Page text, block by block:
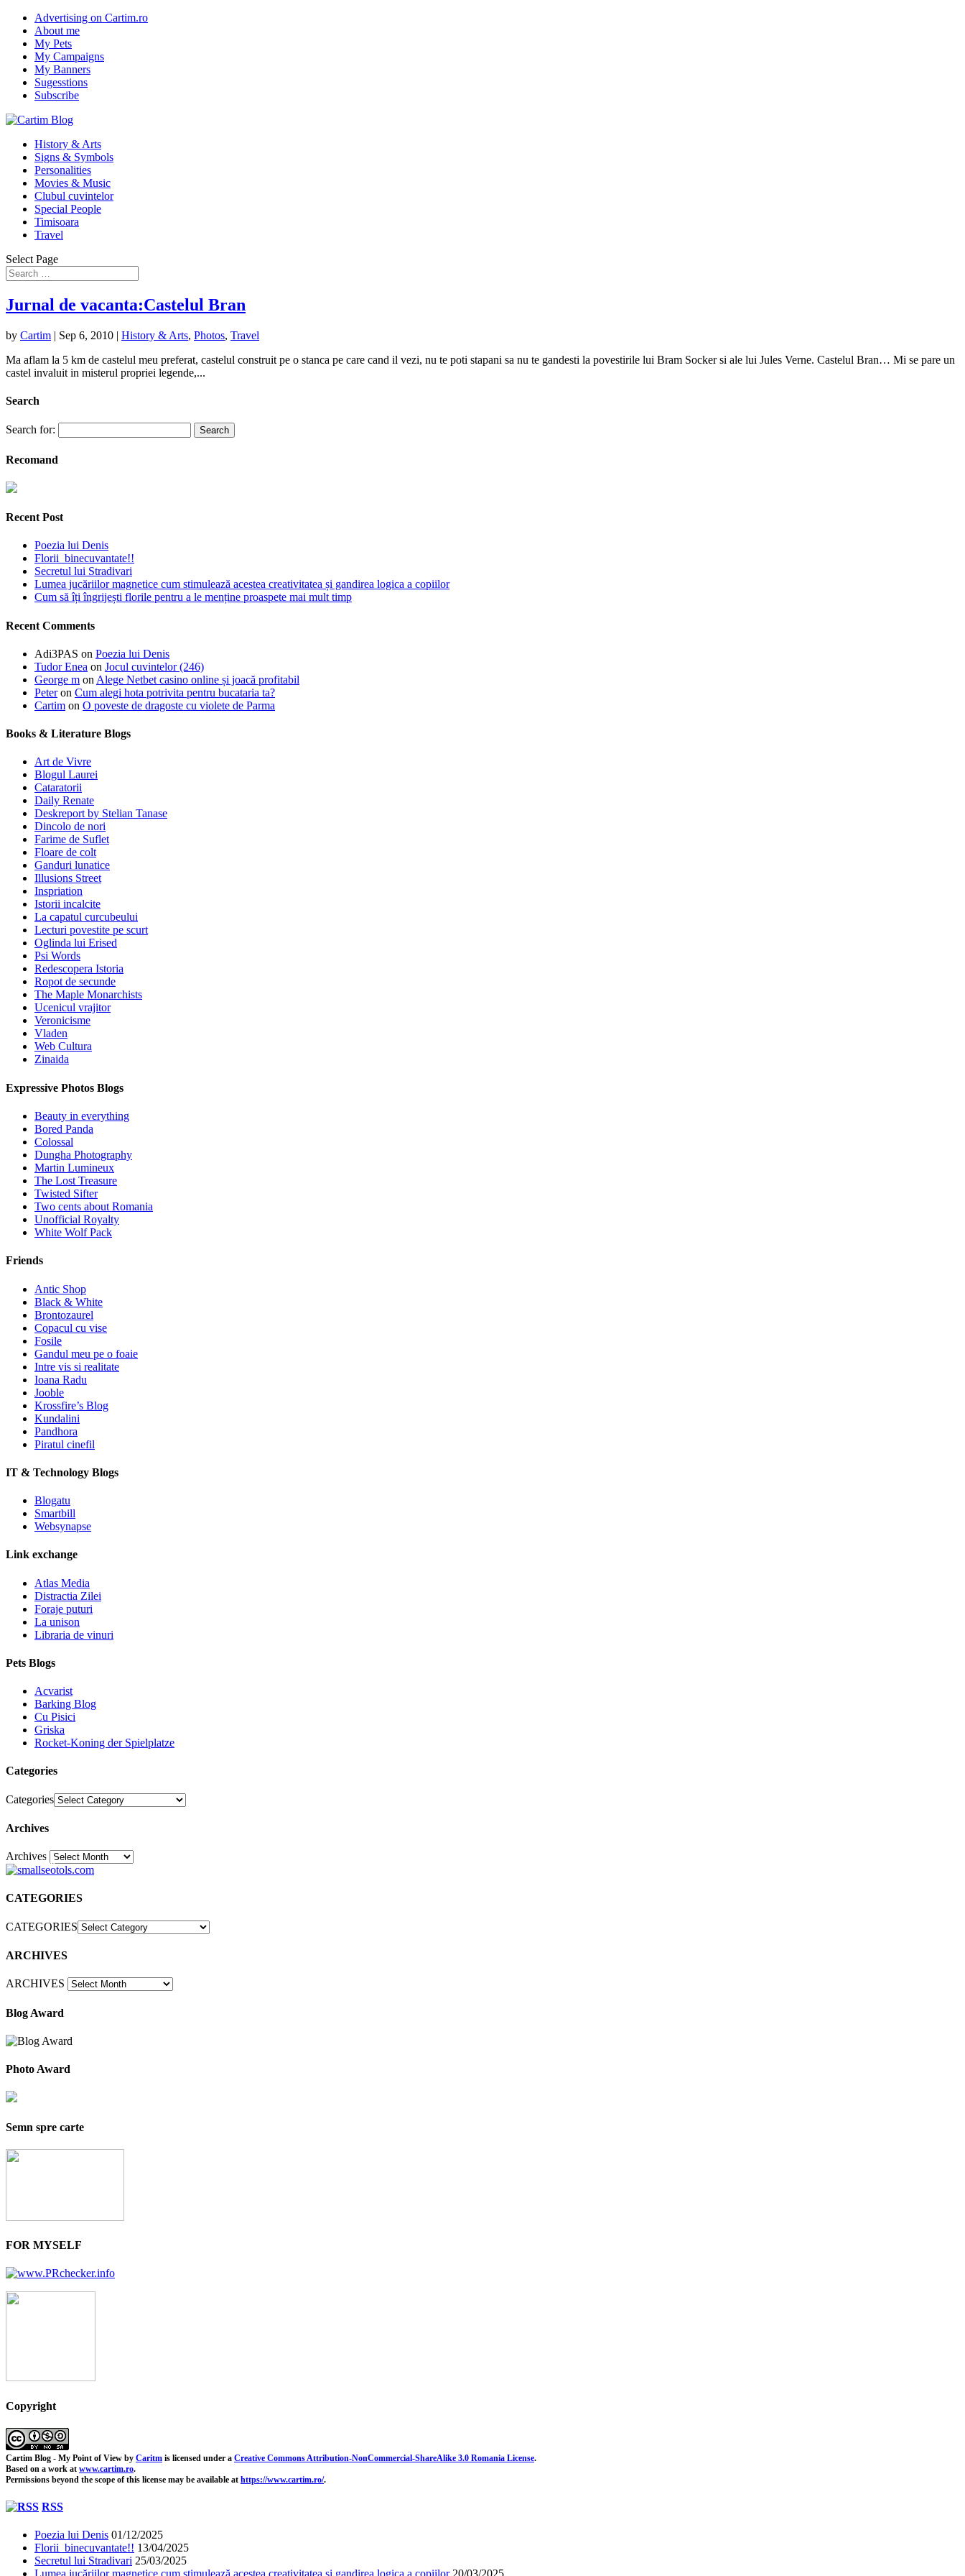
Advertising on Cartim.ro
About me
My Pets
My Campaigns
My Banners
Sugesstions
Subscribe
History & Arts
Signs & Symbols
Personalities
Movies & Music
Clubul cuvintelor
Special People
Timisoara
Travel
Select Page
Jurnal de vacanta:Castelul Bran
by Cartim | Sep 6, 2010 | History & Arts, Photos, Travel
Ma aflam la 5 km de castelul meu preferat, castelul construit pe o stanca pe care cand il vezi, nu te poti stapani sa nu te gandesti la povestirile lui Bram Socker si ale lui Jules Verne. Castelul Bran… Mi se pare un
castel invaluit in misterul propriei legende,...
Search
Search for:
Recomand
Recent Post
Poezia lui Denis
Florii binecuvantate!!
Secretul lui Stradivari
Lumea jucăriilor magnetice cum stimulează acestea creativitatea și gandirea logica a copiilor
Cum să îți îngrijești florile pentru a le menține proaspete mai mult timp
Recent Comments
Adi3PAS on Poezia lui Denis
Tudor Enea on Jocul cuvintelor (246)
George m on Alege Netbet casino online și joacă profitabil
Peteron Cum alegi hota potrivita pentru bucataria ta?
Cartim on O poveste de dragoste cu violete de Parma
Books & Literature Blogs
Art de Vivre
Blogul Laurei
Cataratorii
Daily Renate
Deskreport by Stelian Tanase
Dincolo de nori
Farime de Suflet
Floare de colt
Ganduri lunatice
Illusions Street
Inspriation
Istorii incalcite
La capatul curcubeului
Lecturi povestite pe scurt
Oglinda lui Erised
Psi Words
Redescopera Istoria
Ropot de secunde
The Maple Monarchists
Ucenicul vrajitor
Veronicisme
Vladen
Web Cultura
Zinaida
Expressive Photos Blogs
Beauty in everything
Bored Panda
Colossal
Dungha Photography
Martin Lumineux
The Lost Treasure
Twisted Sifter
Two cents about Romania
Unofficial Royalty
White Wolf Pack
Friends
Antic Shop
Black & White
Brontozaurel
Copacul cu vise
Fosile
Gandul meu pe o foaie
Intre vis si realitate
Ioana Radu
Jooble
Krossfire’s Blog
Kundalini
Pandhora
Piratul cinefil
IT & Technology Blogs
Blogatu
Smartbill
Websynapse
Link exchange
Atlas Media
Distractia Zilei
Foraje puturi
La unison
Libraria de vinuri
Pets Blogs
Acvarist
Barking Blog
Cu Pisici
Griska
Rocket-Koning der Spielplatze
Categories
Categories
Archives
Archives30
CATEGORIES
CATEGORIES
ARCHIVES
ARCHIVES
Blog Award
Photo Award
Semn spre carte
FOR MYSELF
Copyright
Cartim Blog - My Point of View by Caritm is licensed under a Creative Commons Attribution-NonCommercial-ShareAlike 3.0 Romania License.
Based on a work at www.cartim.ro.
Permissions beyond the scope of this license may be available at https://www.cartim.ro/.
RSS
Poezia lui Denis 01/12/2025
Florii binecuvantate!! 13/04/2025
Secretul lui Stradivari 25/03/2025